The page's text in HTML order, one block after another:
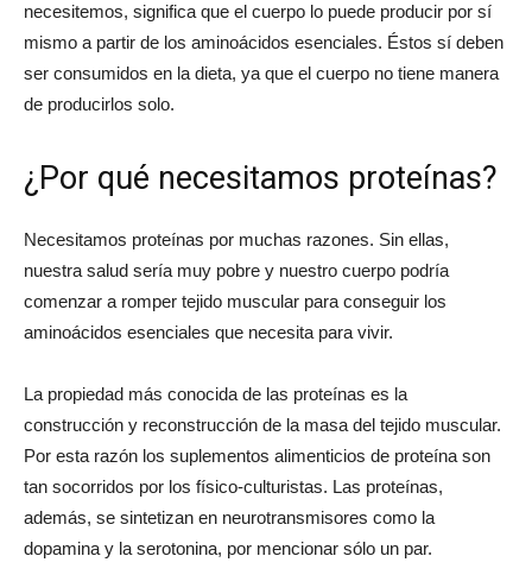
necesitemos, significa que el cuerpo lo puede producir por sí
mismo a partir de los aminoácidos esenciales. Éstos sí deben
ser consumidos en la dieta, ya que el cuerpo no tiene manera
de producirlos solo.
¿Por qué necesitamos proteínas?
Necesitamos proteínas por muchas razones. Sin ellas,
nuestra salud sería muy pobre y nuestro cuerpo podría
comenzar a romper tejido muscular para conseguir los
aminoácidos esenciales que necesita para vivir.
La propiedad más conocida de las proteínas es la
construcción y reconstrucción de la masa del tejido muscular.
Por esta razón los suplementos alimenticios de proteína son
tan socorridos por los físico-culturistas. Las proteínas,
además, se sintetizan en neurotransmisores como la
dopamina y la serotonina, por mencionar sólo un par.